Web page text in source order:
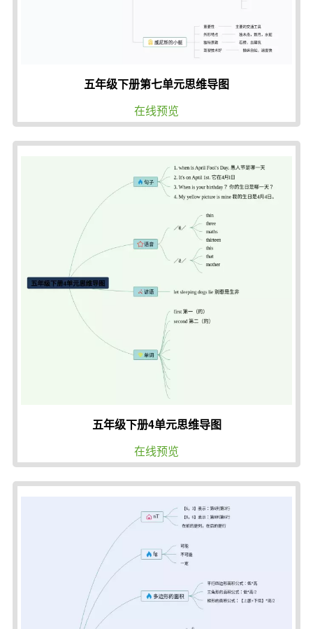
五年级下册第七单元思维导图
在线预览
五年级下册4单元思维导图
在线预览